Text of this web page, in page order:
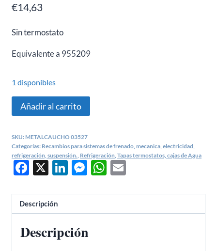
€14,63
Sin termostato
Equivalente a 955209
1 disponibles
Brida
de
Audi
80,
Seat
Volkswagen
Passat
METALCAUCHO
Añadir al carrito
SKU: METALCAUCHO 03527
Categorías: Recambios para sistemas de frenado, mecanica, electricidad,
refrigeración, suspensión. Refrigeración Tapas termostatos, cajas de Agua
Facebook
X LinkedIn
Messenger
WhatsApp
Descripción
Descripción